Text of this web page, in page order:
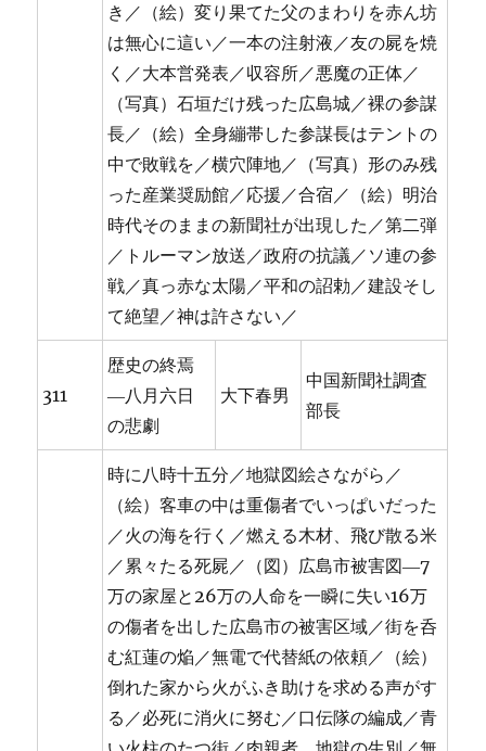
き／（絵）変り果てた父のまわりを赤ん坊
は無心に這い／一本の注射液／友の屍を焼
く／大本営発表／収容所／悪魔の正体／
（写真）石垣だけ残った広島城／裸の参謀
長／（絵）全身繃帯した参謀長はテントの
中で敗戦を／横穴陣地／（写真）形のみ残
った産業奨励館／応援／合宿／（絵）明治
時代そのままの新聞社が出現した／第二弾
／トルーマン放送／政府の抗議／ソ連の参
戦／真っ赤な太陽／平和の詔勅／建設そし
て絶望／神は許さない／
311
歴史の終焉
―八月六日
の悲劇
大下春男
中国新聞社調査
部長
時に八時十五分／地獄図絵さながら／
（絵）客車の中は重傷者でいっぱいだった
／火の海を行く／燃える木材、飛び散る米
／累々たる死屍／（図）広島市被害図―7
万の家屋と26万の人命を一瞬に失い16万
の傷者を出した広島市の被害区域／街を呑
む紅蓮の焔／無電で代替紙の依頼／（絵）
倒れた家から火がふき助けを求める声がす
る／必死に消火に努む／口伝隊の編成／青